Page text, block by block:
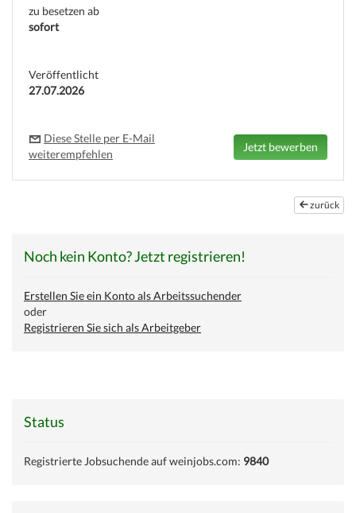
zu besetzen ab
sofort
Veröffentlicht
27.07.2026
Diese Stelle per E-Mail
weiterempfehlen
zurück
Noch kein Konto? Jetzt registrieren!
Erstellen Sie ein Konto als Arbeitssuchender
oder
Registrieren Sie sich als Arbeitgeber
Status
Registrierte Jobsuchende auf weinjobs.com: 9840